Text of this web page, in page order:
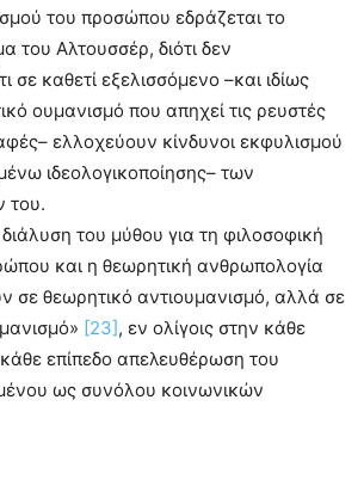
του προσώπου εδράζεται το
του Αλτουσσέρ, διότι δεν
σε καθετί εξελισσόμενο –και ιδίως
ουμανισμό που απηχεί τις ρευστές
ελλοχεύουν κίνδυνοι εκφυλισμού
ιδεολογικοποίησης– των
του.
διάλυση του μύθου για τη φιλοσοφική
και η θεωρητική ανθρωπολογία
σε θεωρητικό αντιουμανισμό, αλλά σε
[23], εν ολίγοις στην κάθε
επίπεδο απελευθέρωση του
ως συνόλου κοινωνικών